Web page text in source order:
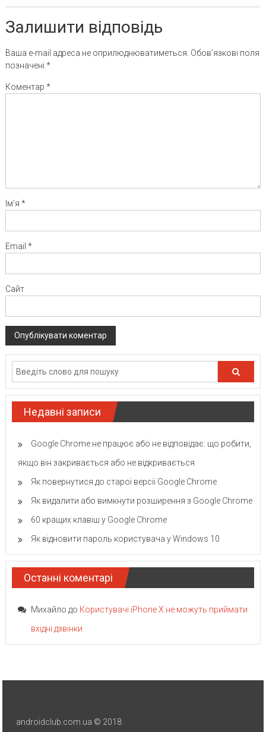
Залишити відповідь
Ваша e-mail адреса не оприлюднюватиметься. Обов’язкові поля
позначені *
Коментар *
Ім'я *
Email *
Сайт
Недавні записи
Google Chrome не працює або не відповідає: що робити,
якщо він закривається або не відкривається
Як повернутися до старої версії Google Chrome
Як видалити або вимкнути розширення з Google Chrome
60 кращих клавіш у Google Chrome
Як відновити пароль користувача у Windows 10
Останні коментарі
Михайло до Користувачі iPhone X не можуть приймати
вхідні дзвінки
androidclub.com.ua © 2018